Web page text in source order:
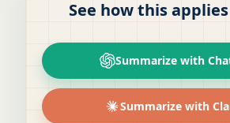
See how this
Summarize with
Summarize with